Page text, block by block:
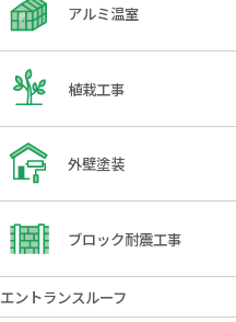
アルミ温室
植栽工事
外壁塗装
ブロック耐震工事
エントランスルーフ